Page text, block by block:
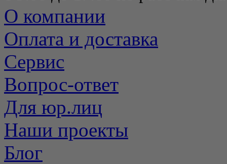
О компании
Оплата и доставка
Сервис
Вопрос-ответ
Для юр.лиц
Наши проекты
Блог